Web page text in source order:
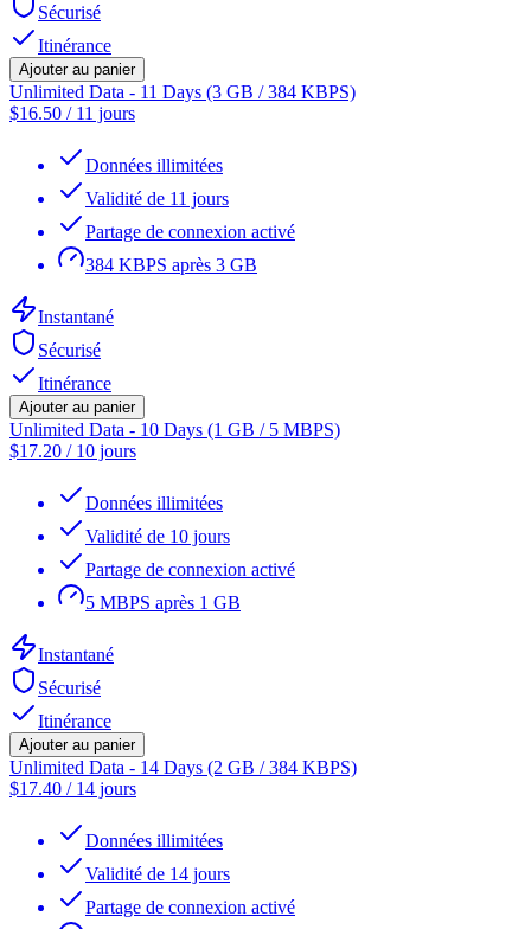
Sécurisé
Itinérance
Ajouter au panier
Unlimited Data - 11 Days (3 GB / 384 KBPS)
$16.50 / 11 jours
Données illimitées
Validité de 11 jours
Partage de connexion activé
384 KBPS après 3 GB
Instantané
Sécurisé
Itinérance
Ajouter au panier
Unlimited Data - 10 Days (1 GB / 5 MBPS)
$17.20 / 10 jours
Données illimitées
Validité de 10 jours
Partage de connexion activé
5 MBPS après 1 GB
Instantané
Sécurisé
Itinérance
Ajouter au panier
Unlimited Data - 14 Days (2 GB / 384 KBPS)
$17.40 / 14 jours
Données illimitées
Validité de 14 jours
Partage de connexion activé